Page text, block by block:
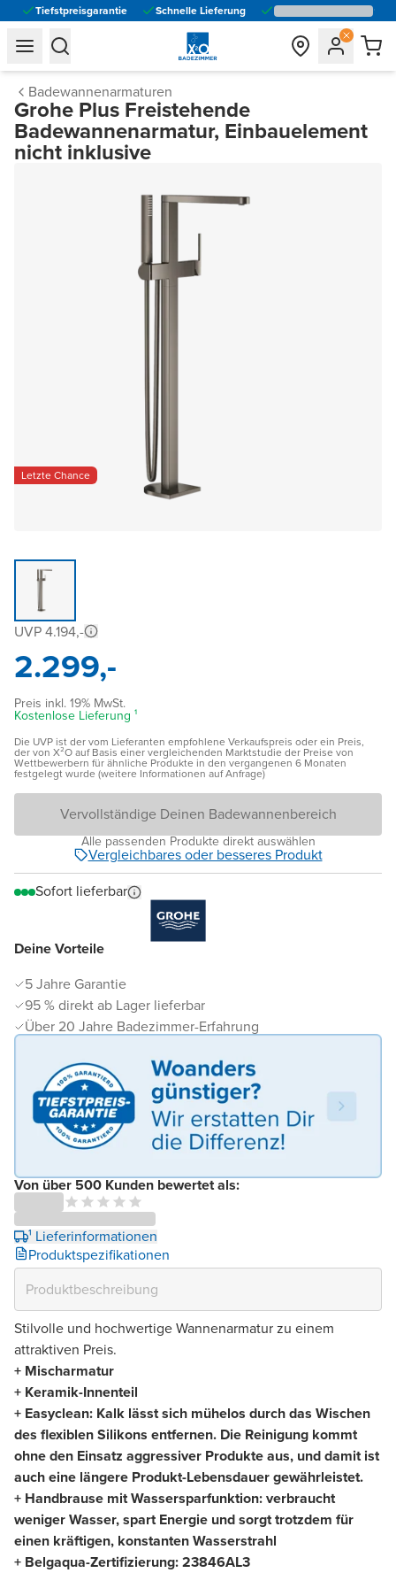
Tiefstpreisgarantie Schnelle Lieferung
general.navigation.toggle_menu.label
general.navigation.toggle_menu.label
Badewannenarmaturen
Grohe Plus Freistehende
Badewannenarmatur, Einbauelement
nicht inklusive
Letzte Chance
Deine Vorteile
5 Jahre Garantie
95 % direkt ab Lager lieferbar
Über 20 Jahre Badezimmer-Erfahrung
Von über 500 Kunden bewertet als:
¹ Lieferinformationen
Produktspezifikationen
UVP 4.194,-
2.299,-
Preis inkl. 19% MwSt.
Kostenlose Lieferung ¹
Die UVP ist der vom Lieferanten empfohlene Verkaufspreis oder ein Preis,
der von X²O auf Basis einer vergleichenden Marktstudie der Preise von
Wettbewerbern für ähnliche Produkte in den vergangenen 6 Monaten
festgelegt wurde (weitere Informationen auf Anfrage)
Vervollständige Deinen Badewannenbereich
Alle passenden Produkte direkt auswählen
Vergleichbares oder besseres Produkt
Sofort lieferbar
Stilvolle und hochwertige Wannenarmatur zu einem
attraktiven Preis.
+ Mischarmatur
+ Keramik-Innenteil
+ Easyclean: Kalk lässt sich mühelos durch das Wischen
des flexiblen Silikons entfernen. Die Reinigung kommt
ohne den Einsatz aggressiver Produkte aus, und damit ist
auch eine längere Produkt-Lebensdauer gewährleistet.
+ Handbrause mit Wassersparfunktion: verbraucht
weniger Wasser, spart Energie und sorgt trotzdem für
einen kräftigen, konstanten Wasserstrahl
+ Belgaqua-Zertifizierung: 23846AL3